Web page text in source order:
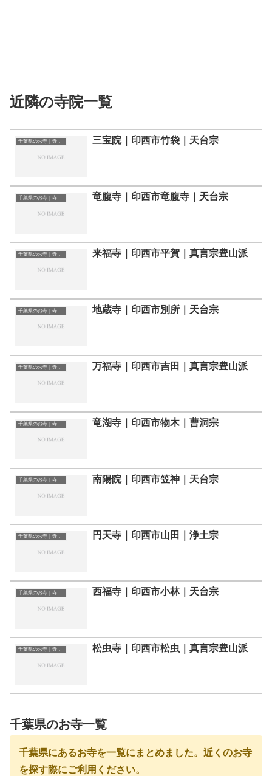
近隣の寺院一覧
千葉県のお寺｜寺院一覧 三宝院｜印西市竹袋｜天台宗
千葉県のお寺｜寺院一覧 竜腹寺｜印西市竜腹寺｜天台宗
千葉県のお寺｜寺院一覧 来福寺｜印西市平賀｜真言宗豊山派
千葉県のお寺｜寺院一覧 地蔵寺｜印西市別所｜天台宗
千葉県のお寺｜寺院一覧 万福寺｜印西市吉田｜真言宗豊山派
千葉県のお寺｜寺院一覧 竜湖寺｜印西市物木｜曹洞宗
千葉県のお寺｜寺院一覧 南陽院｜印西市笠神｜天台宗
千葉県のお寺｜寺院一覧 円天寺｜印西市山田｜浄土宗
千葉県のお寺｜寺院一覧 西福寺｜印西市小林｜天台宗
千葉県のお寺｜寺院一覧 松虫寺｜印西市松虫｜真言宗豊山派
千葉県のお寺一覧
千葉県にあるお寺を一覧にまとめました。近くのお寺
を探す際にご利用ください。